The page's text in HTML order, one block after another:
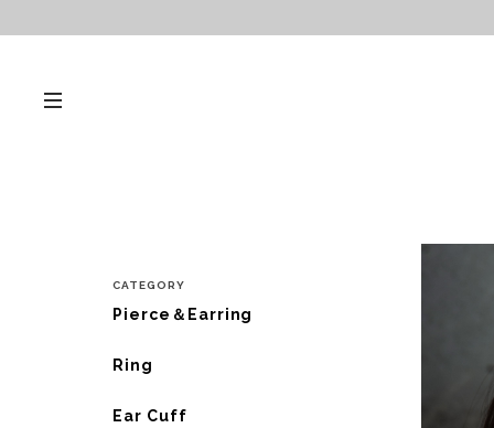
CATEGORY
Pierce＆Earring
Ring
Ear Cuff